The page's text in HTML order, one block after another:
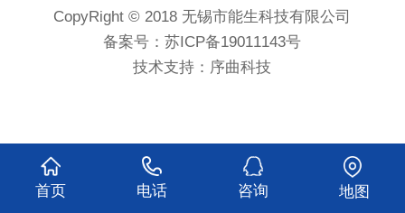
CopyRight © 2018 无锡市能生科技有限公司
备案号：苏ICP备19011143号
技术支持： 序曲科技
首页 电话 咨询 地图